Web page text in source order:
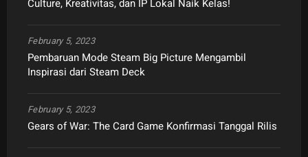
Culture, Kreativitas, dan IP Lokal Naik Kelas!
Pembaruan Mode Steam Big Picture Mengambil
Inspirasi dari Steam Deck
February 5, 2023
Gears of War: The Card Game Konfirmasi Tanggal Rilis
February 5, 2023